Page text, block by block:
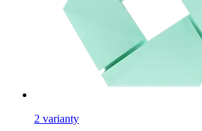
2 varianty